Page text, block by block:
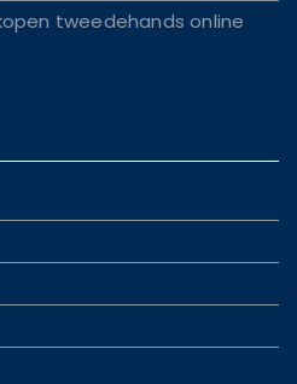
tweedehands online